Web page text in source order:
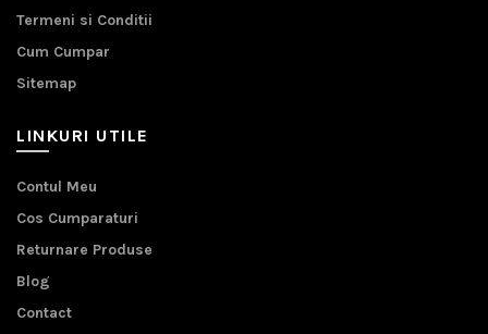
Termeni si Conditii
Cum Cumpar
Sitemap
LINKURI UTILE
Contul Meu
Cos Cumparaturi
Returnare Produse
Blog
Contact